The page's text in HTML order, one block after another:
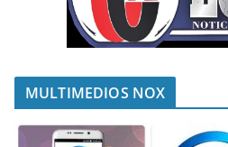
MULTIMEDIOS NOX